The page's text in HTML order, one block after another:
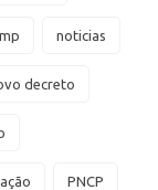
mp noticias
decreto
PNCP